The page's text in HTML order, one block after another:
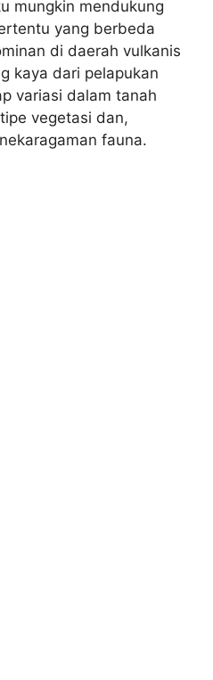
mungkin mendukung
yang berbeda
di daerah vulkanis
kaya dari pelapukan
variasi dalam tanah
vegetasi dan,
fauna.